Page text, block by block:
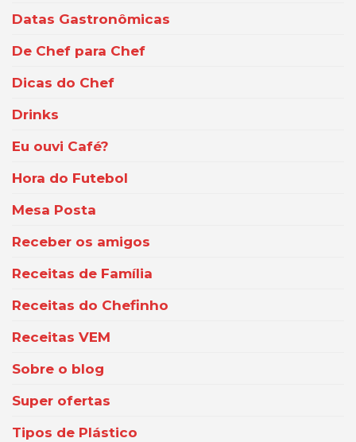
Datas Gastronômicas
De Chef para Chef
Dicas do Chef
Drinks
Eu ouvi Café?
Hora do Futebol
Mesa Posta
Receber os amigos
Receitas de Família
Receitas do Chefinho
Receitas VEM
Sobre o blog
Super ofertas
Tipos de Plástico